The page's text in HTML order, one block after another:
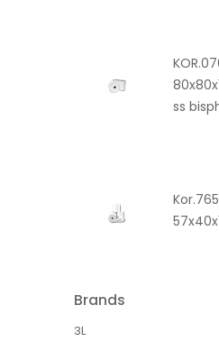
ss
Brands
3L